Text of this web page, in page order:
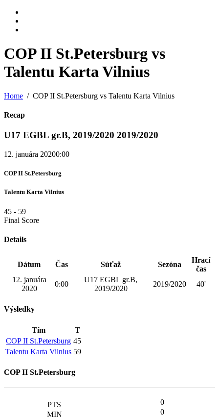
COP II St.Petersburg vs
Talentu Karta Vilnius
Home COP II St.Petersburg vs Talentu Karta Vilnius
Recap
U17 EGBL gr.B, 2019/2020 2019/2020
12. januára 20200:00
COP II St.Petersburg
Talentu Karta Vilnius
45 - 59
Final Score
Details
Dátum Čas Súťaž Sezóna
Hrací
čas
12. januára
2020
0:00
U17 EGBL gr.B,
2019/2020
2019/2020 40'
Výsledky
Tím
T
COP II St.Petersburg 45
Talentu Karta Vilnius 59
COP II St.Petersburg
0
0